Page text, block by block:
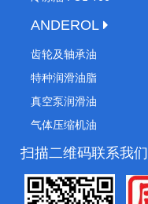
ANDEROL
齿轮及轴承油
特种润滑油脂
真空泵润滑油
气体压缩机油
扫描二维码联系我们